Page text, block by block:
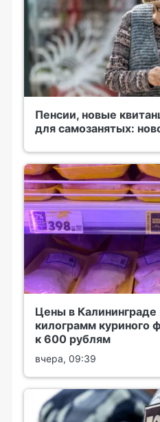
Пенсии, новые
для самозанятых:
Цены в Калининграде
килограмм куриного
к 600 рублям
вчера, 09:39